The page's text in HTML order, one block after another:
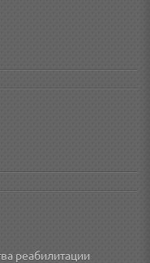
реабилитации